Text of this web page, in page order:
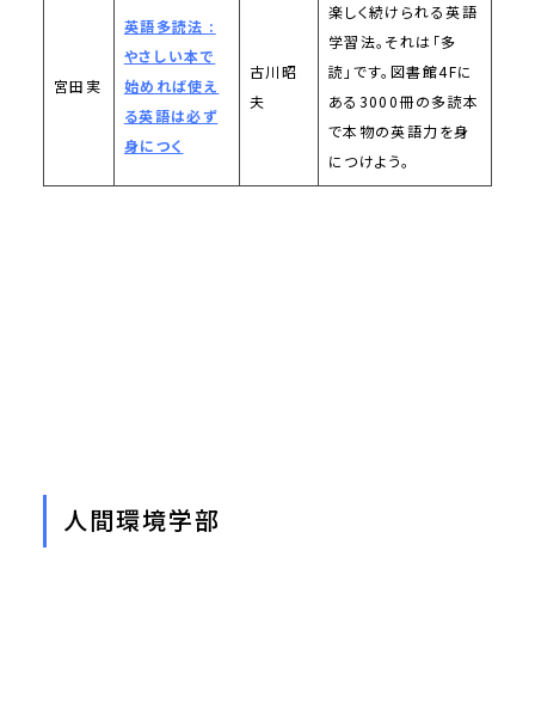
宮田実
英語多読法 :
やさしい本で
始めれば使え
る英語は必ず
身につく
古川昭
夫
楽しく続けられる英語
学習法。それは「多
読」です。図書館4Fに
ある3000冊の多読本
で本物の英語力を身
につけよう。
人間環境学部